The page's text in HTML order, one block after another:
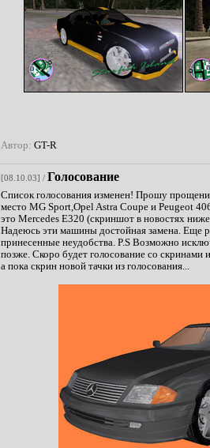
Автор: GT-R
[08.10.03] / Голосование
Список голосования изменен! Прошу
место MG Sport,Opel Astra Coupe и Peugeot
это Mercedes E320 (скриншот в новостях
Надеюсь эти машины достойная замена. Еще
принесенные неудобства. P.S Возможно
позже. Скоро будет голосование со скринами
а пока скрин новой тачки из голосования...